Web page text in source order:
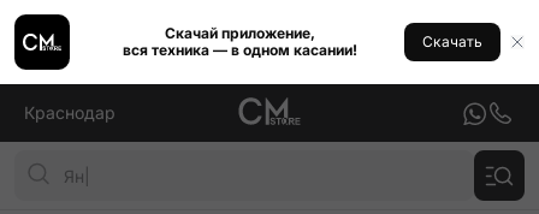
Скачай приложение,
вся техника — в одном касании!
Скачать
Краснодар